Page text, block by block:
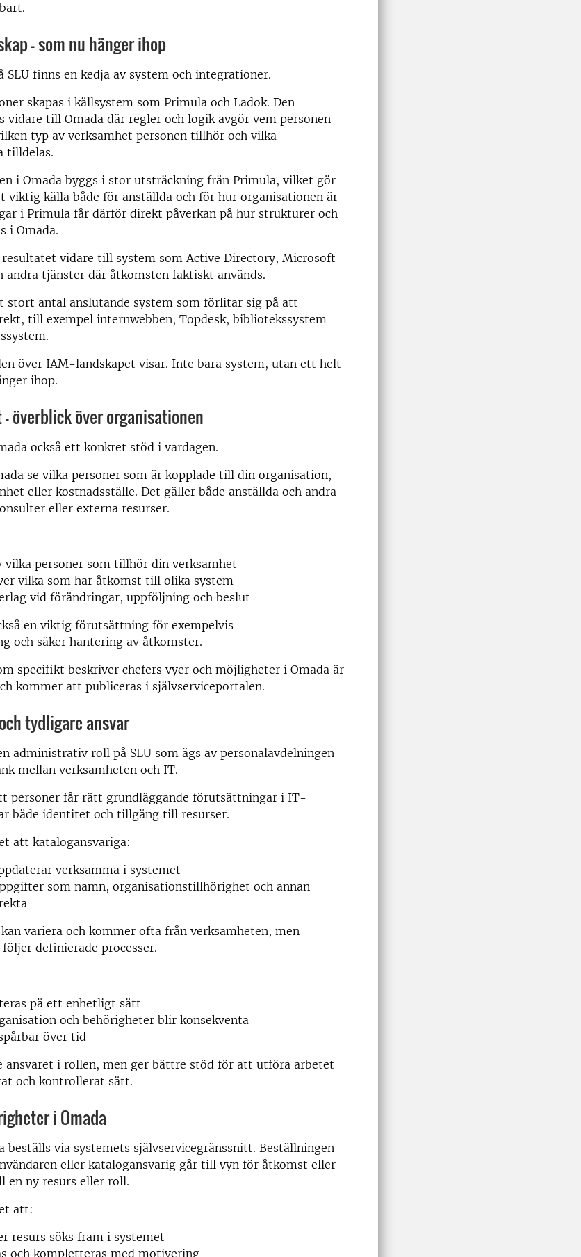
– som nu hänger ihop
SLU finns en kedja av system och integrationer.
skapas i källsystem som Primula och Ladok. Den
vidare till Omada där regler och logik avgör vem personen
typ av verksamhet personen tillhör och vilka
tilldelas.
i Omada byggs i stor utsträckning från Primula, vilket gör
viktig källa både för anställda och för hur organisationen är
i Primula får därför direkt påverkan på hur strukturer och
i Omada.
vidare till system som Active Directory, Microsoft
andra tjänster där åtkomsten faktiskt används.
stort antal anslutande system som förlitar sig på att
till exempel internwebben, Topdesk, bibliotekssystem
över IAM-landskapet visar. Inte bara system, utan ett helt
ihop.
överblick över organisationen
också ett konkret stöd i vardagen.
se vilka personer som är kopplade till din organisation,
eller kostnadsställe. Det gäller både anställda och andra
eller externa resurser.
vilka personer som tillhör din verksamhet
vilka som har åtkomst till olika system
vid förändringar, uppföljning och beslut
en viktig förutsättning för exempelvis
och säker hantering av åtkomster.
specifikt beskriver chefers vyer och möjligheter i Omada är
kommer att publiceras i självserviceportalen.
tydligare ansvar
administrativ roll på SLU som ägs av personalavdelningen
mellan verksamheten och IT.
personer får rätt grundläggande förutsättningar i IT-
både identitet och tillgång till resurser.
att katalogansvariga:
verksamma i systemet
som namn, organisationstillhörighet och annan
variera och kommer ofta från verksamheten, men
definierade processer.
på ett enhetligt sätt
och behörigheter blir konsekventa
över tid
ansvaret i rollen, men ger bättre stöd för att utföra arbetet
och kontrollerat sätt.
i Omada
beställs via systemets självservicegränssnitt. Beställningen
eller katalogansvarig går till vyn för åtkomst eller
en ny resurs eller roll.
att:
resurs söks fram i systemet
och kompletteras med motivering